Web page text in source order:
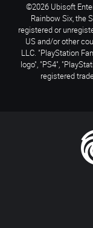
©2026 Ubisoft
Rainbow Six, the
registered or
US and/or other
LLC. "PlayStation
logo", "PS4",
registered